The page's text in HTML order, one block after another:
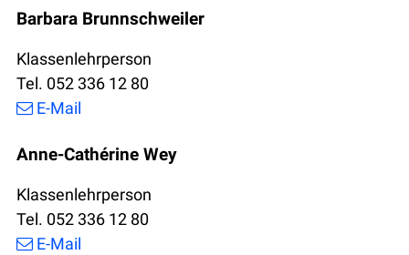
Barbara Brunnschweiler
Klassenlehrperson
Tel. 052 336 12 80
E-Mail
Anne-Cathérine Wey
Klassenlehrperson
Tel. 052 336 12 80
E-Mail